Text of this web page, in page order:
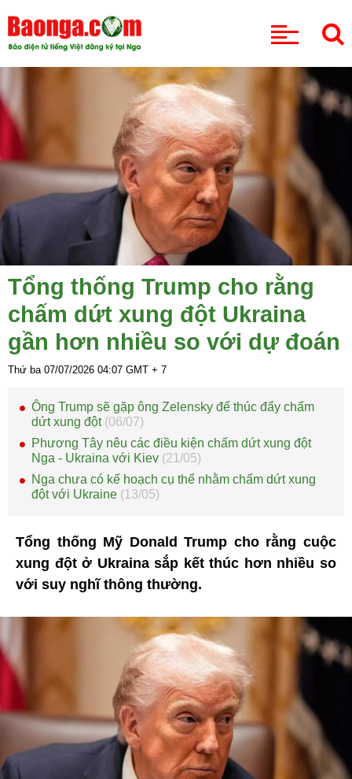
Tổng thống Trump cho rằng
chấm dứt xung đột Ukraina
gần hơn nhiều so với dự đoán
Thứ ba 07/07/2026 04:07 GMT + 7
Ông Trump sẽ gặp ông Zelensky để thúc đẩy chấm
dứt xung đột (06/07)
Phương Tây nêu các điều kiện chấm dứt xung đột
Nga - Ukraina với Kiev (21/05)
Nga chưa có kế hoạch cụ thể nhằm chấm dứt xung
đột với Ukraine (13/05)
Tổng thống Mỹ Donald Trump cho rằng cuộc
xung đột ở Ukraina sắp kết thúc hơn nhiều so
với suy nghĩ thông thường.